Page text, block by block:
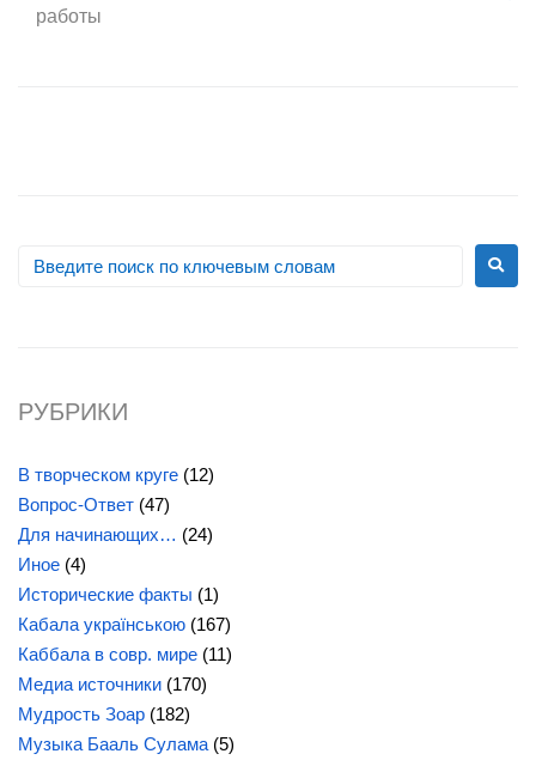
работы
РУБРИКИ
В творческом круге (12)
Вопрос-Ответ (47)
Для начинающих… (24)
Иное (4)
Исторические факты (1)
Кабала українською (167)
Каббала в совр. мире (11)
Медиа источники (170)
Мудрость Зоар (182)
Музыка Бааль Сулама (5)